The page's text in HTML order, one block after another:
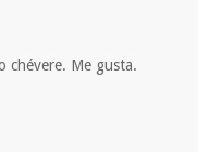
chévere. Me gusta.